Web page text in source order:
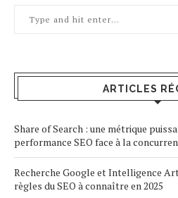
ARTICLES
Share of Search : une métrique
performance SEO face à la
Recherche Google et Intelligence
règles du SEO à connaître en 2025